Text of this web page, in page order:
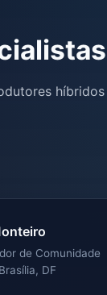
de Comunidade
DF